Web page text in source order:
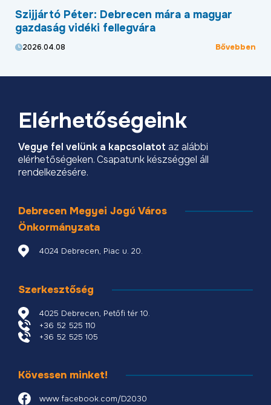
Szijjártó Péter: Debrecen mára a magyar
gazdaság vidéki fellegvára
2026.04.08 Bővebben
Elérhetőségeink
Vegye fel velünk a kapcsolatot az alábbi
elérhetőségeken. Csapatunk készséggel áll
rendelkezésére.
Debrecen Megyei Jogú Város
Önkormányzata
4024 Debrecen, Piac u. 20.
Szerkesztőség
4025 Debrecen, Petőfi tér 10.
+36 52 525 110
+36 52 525 105
Kövessen minket!
www.facebook.com/D2030